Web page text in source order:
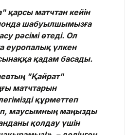
қарсы матчтан кейін
шабуылшымызға
рәсімі өтеді. Ол
еуропалық үлкен
қадам басады.
"Қайрат"
матчтарын
құрметтеп
маусымның маңызды
қолдау үшін